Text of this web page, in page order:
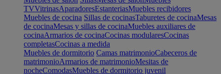
TVVitrinasAparadoresEstanteriasMuebles recibidores
Muebles de cocina Sillas de cocinasTaburetes de cocinaMesas
de cocinaMesas y sillas de cocinaMuebles auxiliares de
cocinaArmarios de cocinaCocinas modularesCocinas
completasCocinas a medida
Muebles de dormitorio Camas matrimonioCabeceros de
matrimonioArmarios de matrimonioMesitas de
nocheComodasMuebles de dormitorio juvenil